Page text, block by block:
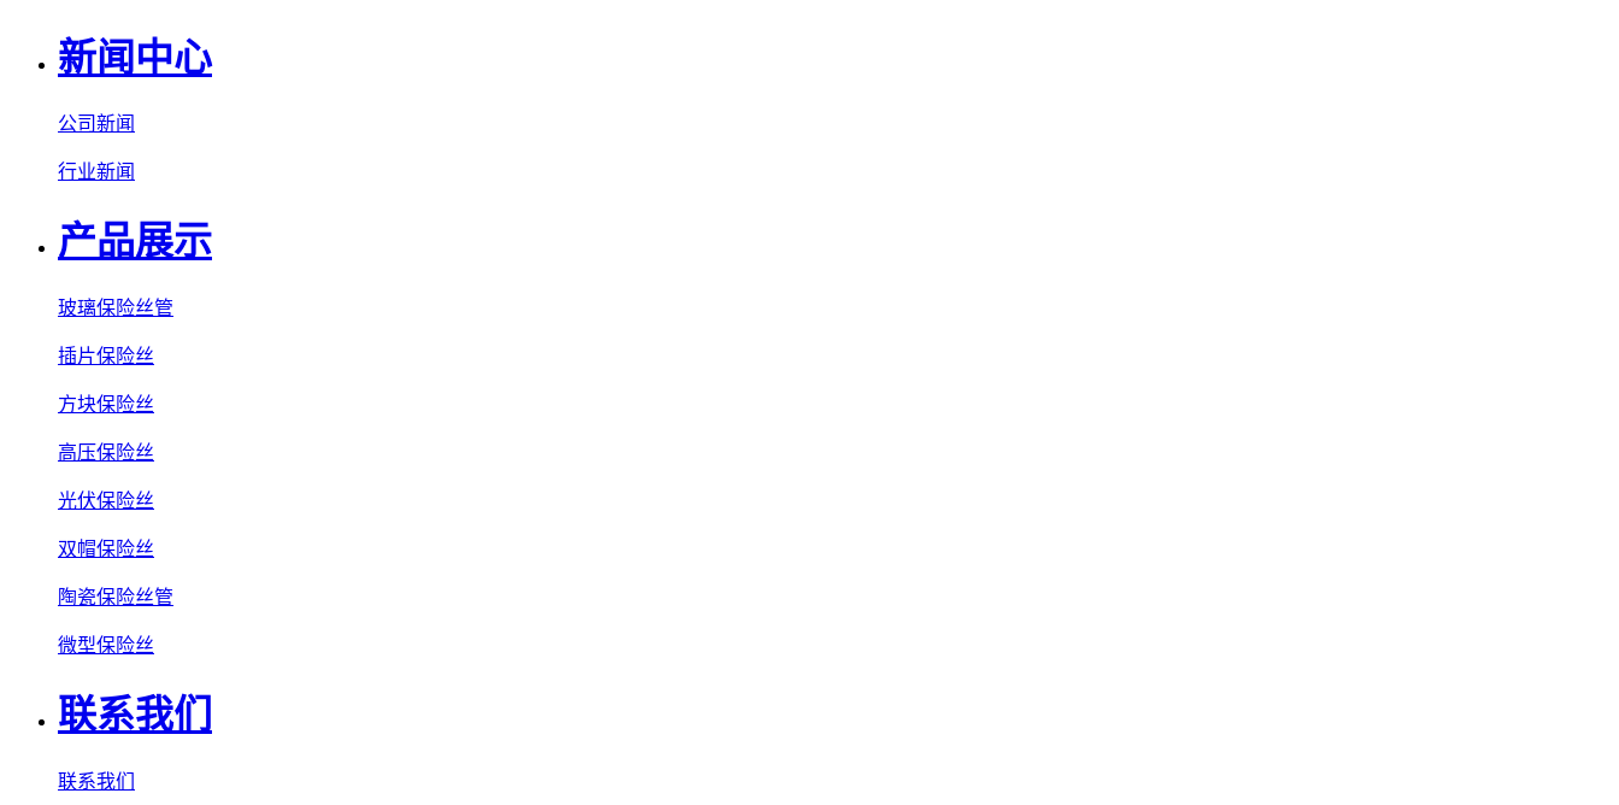
新闻中心
公司新闻
行业新闻
产品展示
玻璃保险丝管
插片保险丝
方块保险丝
高压保险丝
光伏保险丝
双帽保险丝
陶瓷保险丝管
微型保险丝
联系我们
联系我们